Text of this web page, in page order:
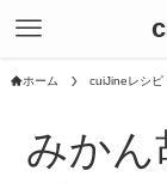
ホーム cuiJineレシピ
みかん